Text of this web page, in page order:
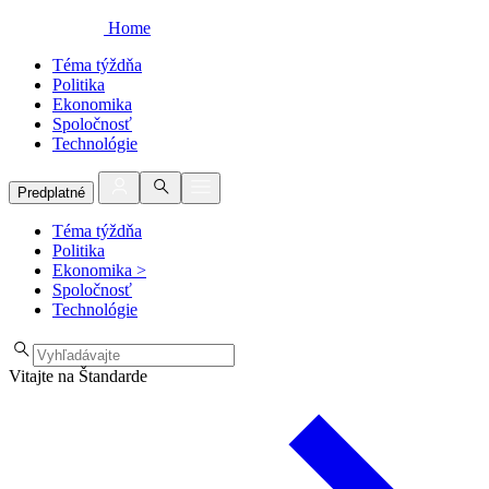
Home
Téma týždňa
Politika
Ekonomika
Spoločnosť
Technológie
Predplatné
Téma týždňa
Politika
Ekonomika >
Spoločnosť
Technológie
Vitajte na Štandarde